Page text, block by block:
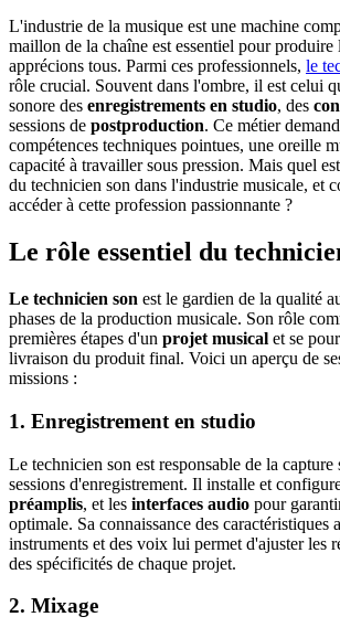
L'industrie de la musique est une machine
maillon de la chaîne est essentiel pour produire
apprécions tous. Parmi ces professionnels, le
rôle crucial. Souvent dans l'ombre, il est celui
sonore des enregistrements en studio, des
sessions de postproduction. Ce métier
compétences techniques pointues, une oreille
capacité à travailler sous pression. Mais quel
du technicien son dans l'industrie musicale, et
accéder à cette profession passionnante ?
Le rôle essentiel du
Le technicien son est le gardien de la qualité
phases de la production musicale. Son rôle
premières étapes d'un projet musical et se
livraison du produit final. Voici un aperçu de
missions :
1. Enregistrement en studio
Le technicien son est responsable de la capture
sessions d'enregistrement. Il installe et
préamplis, et les interfaces audio pour
optimale. Sa connaissance des caractéristiques
instruments et des voix lui permet d'ajuster les
des spécificités de chaque projet.
2. Mixage